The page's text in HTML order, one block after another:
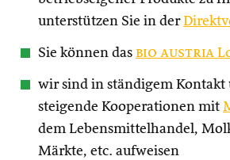
unterstützen Sie in der
Sie können das bio austria
wir sind in ständigem Kontakt
steigende Kooperationen mit
dem Lebensmittelhandel,
Märkte, etc. aufweisen